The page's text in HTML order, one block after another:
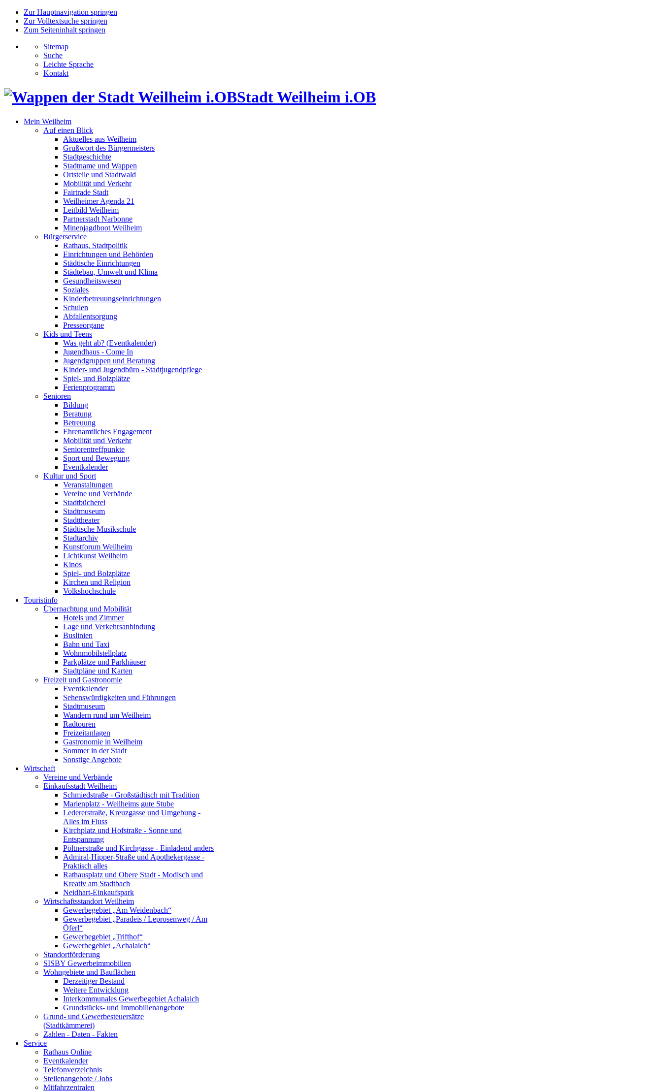
Zur Hauptnavigation springen
Zur Volltextsuche springen
Zum Seiteninhalt springen
Sitemap
Suche
Leichte Sprache
Kontakt
Stadt Weilheim i.OB
Mein Weilheim
Auf einen Blick
Aktuelles aus Weilheim
Grußwort des Bürgermeisters
Stadtgeschichte
Stadtname und Wappen
Ortsteile und Stadtwald
Mobilität und Verkehr
Fairtrade Stadt
Weilheimer Agenda 21
Leitbild Weilheim
Partnerstadt Narbonne
Minenjagdboot Weilheim
Bürgerservice
Rathaus, Stadtpolitik
Einrichtungen und Behörden
Städtische Einrichtungen
Städtebau, Umwelt und Klima
Gesundheitswesen
Soziales
Kinderbetreuungseinrichtungen
Schulen
Abfallentsorgung
Presseorgane
Kids und Teens
Was geht ab? (Eventkalender)
Jugendhaus - Come In
Jugendgruppen und Beratung
Kinder- und Jugendbüro - Stadtjugendpflege
Spiel- und Bolzplätze
Ferienprogramm
Senioren
Bildung
Beratung
Betreuung
Ehrenamtliches Engagement
Mobilität und Verkehr
Seniorentreffpunkte
Sport und Bewegung
Eventkalender
Kultur und Sport
Veranstaltungen
Vereine und Verbände
Stadtbücherei
Stadtmuseum
Stadttheater
Städtische Musikschule
Stadtarchiv
Kunstforum Weilheim
Lichtkunst Weilheim
Kinos
Spiel- und Bolzplätze
Kirchen und Religion
Volkshochschule
Touristinfo
Übernachtung und Mobilität
Hotels und Zimmer
Lage und Verkehrsanbindung
Buslinien
Bahn und Taxi
Wohnmobilstellplatz
Parkplätze und Parkhäuser
Stadtpläne und Karten
Freizeit und Gastronomie
Eventkalender
Sehenswürdigkeiten und Führungen
Stadtmuseum
Wandern rund um Weilheim
Radtouren
Freizeitanlagen
Gastronomie in Weilheim
Sommer in der Stadt
Sonstige Angebote
Wirtschaft
Vereine und Verbände
Einkaufsstadt Weilheim
Schmiedstraße - Großstädtisch mit Tradition
Marienplatz - Weilheims gute Stube
Ledererstraße, Kreuzgasse und Umgebung -
Alles im Fluss
Kirchplatz und Hofstraße - Sonne und
Entspannung
Pöltnerstraße und Kirchgasse - Einladend anders
Admiral-Hipper-Straße und Apothekergasse -
Praktisch alles
Rathausplatz und Obere Stadt - Modisch und
Kreativ am Stadtbach
Neidhart-Einkaufspark
Wirtschaftsstandort Weilheim
Gewerbegebiet „Am Weidenbach“
Gewerbegebiet „Paradeis / Leprosenweg / Am
Öferl“
Gewerbegebiet „Trifthof“
Gewerbegebiet „Achalaich“
Standortförderung
SISBY Gewerbeimmobilien
Wohngebiete und Bauflächen
Derzeitiger Bestand
Weitere Entwicklung
Interkommunales Gewerbegebiet Achalaich
Grundstücks- und Immobilienangebote
Grund- und Gewerbesteuersätze
(Stadtkämmerei)
Zahlen - Daten - Fakten
Service
Rathaus Online
Eventkalender
Telefonverzeichnis
Stellenangebote / Jobs
Mitfahrzentralen